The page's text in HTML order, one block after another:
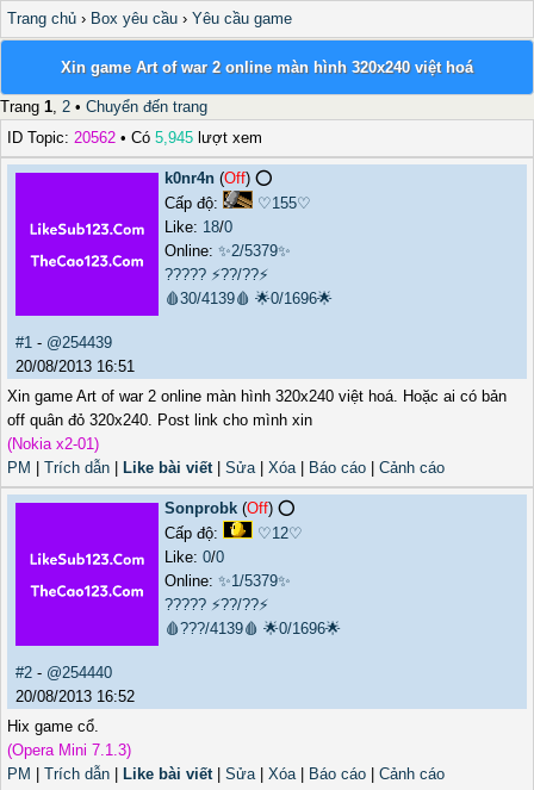
Trang chủ › Box yêu cầu › Yêu cầu game
Xin game Art of war 2 online màn hình 320x240 việt hoá
Trang 1, 2 • Chuyển đến trang
ID Topic: 20562 • Có 5,945 lượt xem
k0nr4n (Off) ⭕️
Cấp độ:
♡155♡
Like: 18/0
Online: ✨2/5379✨
????? ⚡??/??⚡
🩸30/4139🩸 🌟0/1696🌟
#1 - @254439
20/08/2013 16:51
Xin game Art of war 2 online màn hình 320x240 việt hoá. Hoặc ai có bản
off quân đỏ 320x240. Post link cho mình xin
(Nokia x2-01)
PM
Trích dẫn Like bài viết| Sửa| Xóa| Báo cáo Cảnh cáo
Sonprobk (Off) ⭕️
Cấp độ:
♡12♡
Like: 0/0
Online: ✨1/5379✨
????? ⚡??/??⚡
🩸???/4139🩸 🌟0/1696🌟
#2 - @254440
20/08/2013 16:52
Hix game cổ.
(Opera Mini 7.1.3)
PM
Trích dẫn Like bài viết| Sửa| Xóa| Báo cáo Cảnh cáo